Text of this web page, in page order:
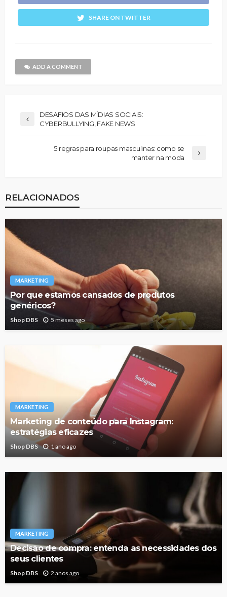
SHARE ON TWITTER
ADD A COMMENT
DESAFIOS DAS MÍDIAS SOCIAIS:
CYBERBULLYING, FAKE NEWS
5 regras para roupas masculinas: como se
manter na moda
RELACIONADOS
MARKETING
Por que estamos cansados de produtos
genéricos?
Shop DBS 5 meses ago
MARKETING
Marketing de conteúdo para Instagram:
estratégias eficazes
Shop DBS 1 ano ago
MARKETING
Decisão de compra: entenda as necessidades dos
seus clientes
Shop DBS 2 anos ago